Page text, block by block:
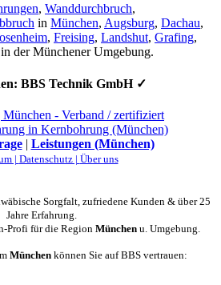
, Wanddurchbruch,
in München, Augsburg, Dachau,
, Freising, Landshut, Grafing,
in der Münchener Umgebung.
BBS Technik GmbH ✓
| Leistungen (München)
| Datenschutz | Über uns
Sorgfalt, zufriedene Kunden & über 25
Jahre Erfahrung.
Profi für die Region München u. Umgebung.
München können Sie auf BBS vertrauen: